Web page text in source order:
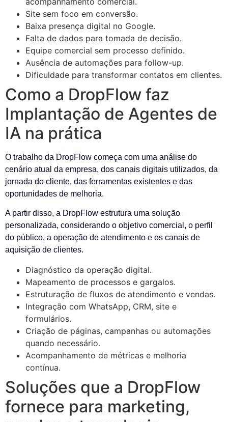
Site sem foco em conversão.
Baixa presença digital no Google.
Falta de dados para tomada de decisão.
Equipe comercial sem processo definido.
Ausência de automações para follow-up.
Dificuldade para transformar contatos em clientes.
Como a DropFlow faz
Implantação de Agentes de
IA na prática
O trabalho da DropFlow começa com uma análise do
cenário atual da empresa, dos canais digitais utilizados, da
jornada do cliente, das ferramentas existentes e das
oportunidades de melhoria.
A partir disso, a DropFlow estrutura uma solução
personalizada, considerando o objetivo comercial, o perfil
do público, a operação de atendimento e os canais de
aquisição de clientes.
Diagnóstico da operação digital.
Mapeamento de processos e gargalos.
Estruturação de fluxos de atendimento e vendas.
Integração com WhatsApp, CRM, site e
formulários.
Criação de páginas, campanhas ou automações
quando necessário.
Acompanhamento de métricas e melhoria
contínua.
Soluções que a DropFlow
fornece para marketing,